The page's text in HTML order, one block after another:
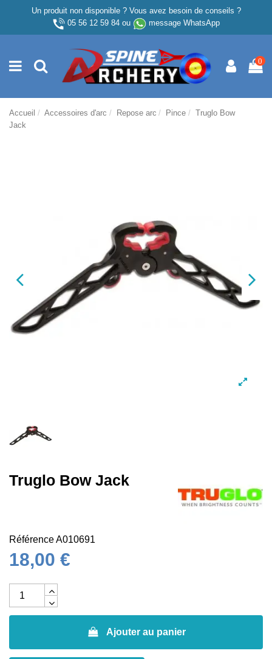
Un produit non disponible ? Vous avez besoin de conseils ?
05 56 12 59 84ou message WhatsApp
0
Accueil Accessoires d'arc Repose arc Pince
Truglo Bow
Jack
Truglo Bow Jack
RéférenceA010691
18,00 €
Ajouter au panier